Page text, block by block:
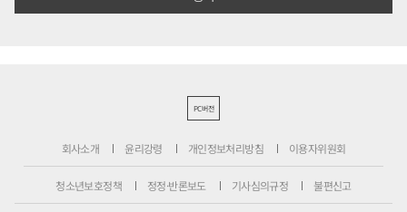
PC버전
회사소개 윤리강령 개인정보처리방침 이용자위원회
청소년보호정책 정정·반론보도 기사심의규정 불편신고